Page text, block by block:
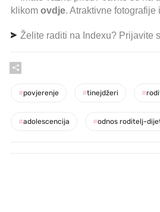
klikom ovdje. Atraktivne fotografije
Želite raditi na Indexu? Prijavite
#povjerenje #tinejdžeri #
#adolescencija #odnos roditelj-